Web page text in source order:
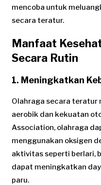
mencoba untuk
secara teratur.
Manfaat
Secara Rutin
1. Meningkatkan
Olahraga secara
aerobik dan kekuatan
Association, olahraga
menggunakan oksigen
aktivitas seperti berlari,
dapat meningkatkan
paru.